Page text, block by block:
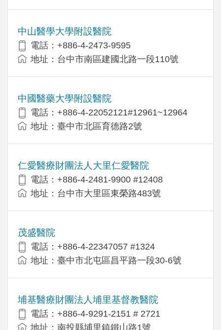
中山醫學大學附設醫院
電話：+886-4-2473-9595
地址：台中市南區建國北路一段110號
中國醫藥大學附設醫院
電話：+886-4-22052121#12961~12964
地址：臺中市北區育德路2號
仁愛醫療財團法人大里仁愛醫院
電話：+886-4-2481-9900 #12408
地址：台中市大里區東榮路483號
茂盛醫院
電話：+886-4-22347057 #1324
地址：臺中市北屯區昌平路一段30-6號
埔基醫療財團法人埔里基督教醫院
電話：+886-4-9291-2151 # 2721
地址：南投縣埔里鎮鐵山路1號